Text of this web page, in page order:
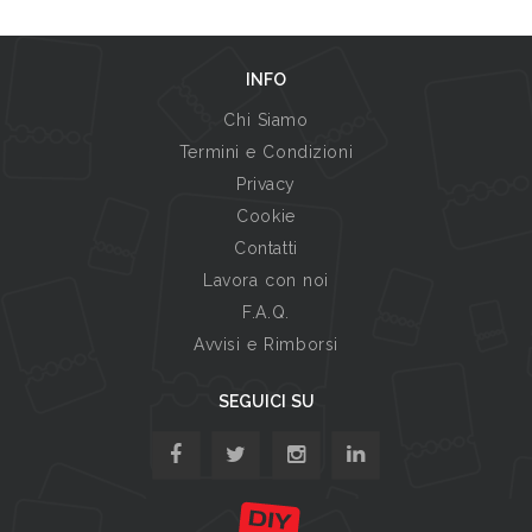
INFO
Chi Siamo
Termini e Condizioni
Privacy
Cookie
Contatti
Lavora con noi
F.A.Q.
Avvisi e Rimborsi
SEGUICI SU